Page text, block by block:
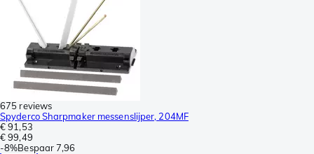
675 reviews
Spyderco Sharpmaker messenslijper, 204MF
€ 91,53
€ 99,49
-8%Bespaar7,96